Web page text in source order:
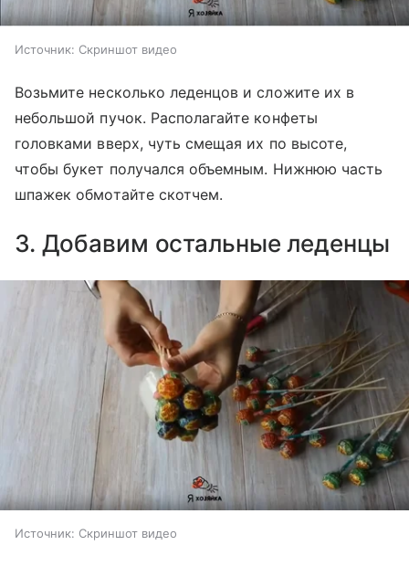
Источник: Скриншот видео
Возьмите несколько леденцов и сложите их в
небольшой пучок. Располагайте конфеты
головками вверх, чуть смещая их по высоте,
чтобы букет получался объемным. Нижнюю часть
шпажек обмотайте скотчем.
3. Добавим остальные леденцы
Источник: Скриншот видео